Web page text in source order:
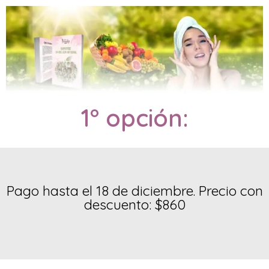
1° opción:
Pago hasta el 18 de diciembre. Precio con
descuento: $860